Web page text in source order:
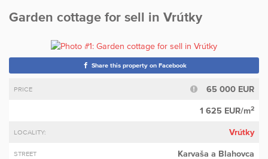
Garden cottage for sell in Vrútky
Share this property on Facebook
PRICE 65 000 EUR
1 625 EUR/m2
LOCALITY: Vrútky
STREET Karvaša a Blahovca